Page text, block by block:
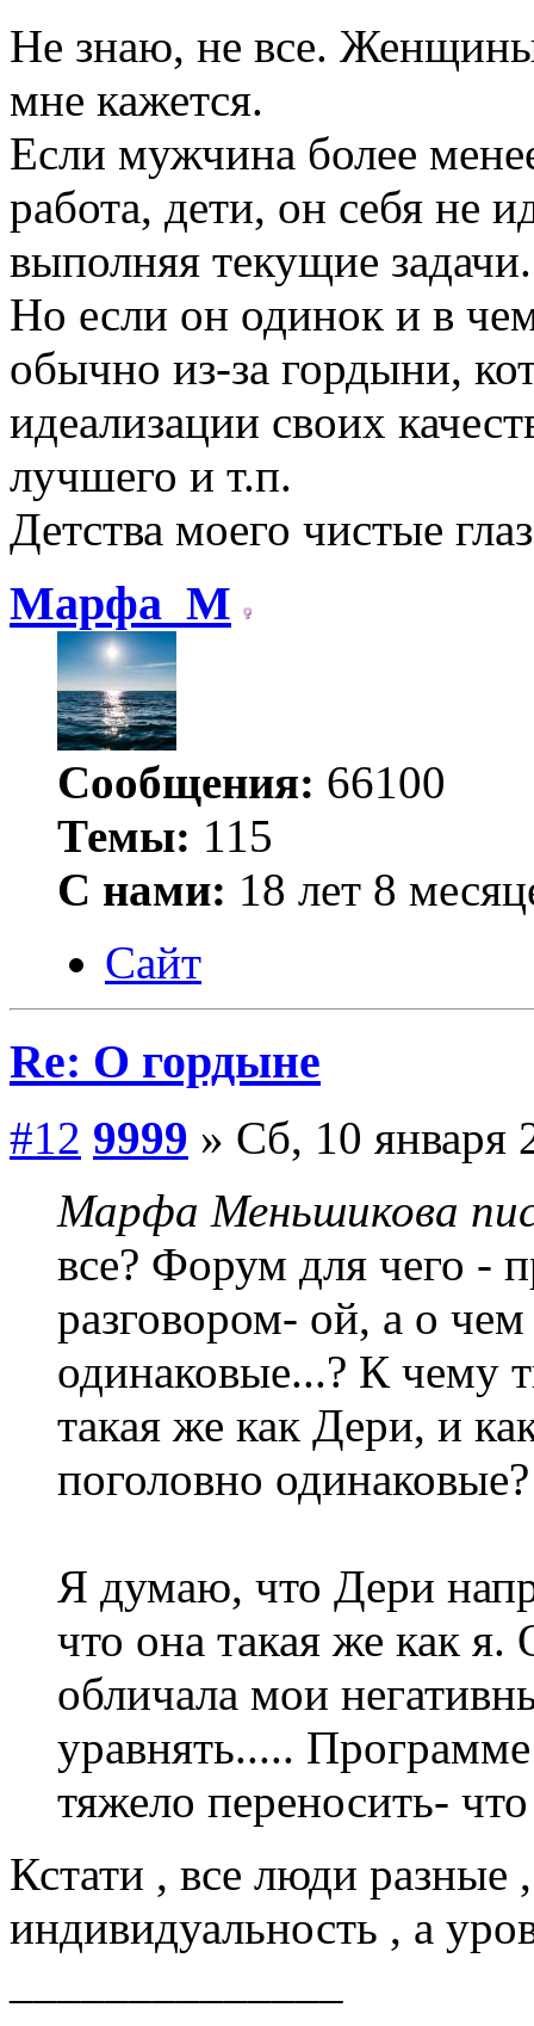
Не знаю, не все.
мне кажется.
Если мужчина более
работа, дети, он себя не
выполняя текущие задачи.
Но если он одинок и в
обычно из-за гордыни,
идеализации своих
лучшего и т.п.
Детства моего чистые
Марфа_М
Сообщения: 66100
Темы: 115
С нами: 18 лет 8
Сайт
Re: О гордыне
#12 9999 » Сб, 10 января
Марфа Меньшикова
все? Форум для чего -
разговором- ой, а о
одинаковые...? К чему
такая же как Дери, и
поголовно одинаковые?
Я думаю, что Дери
что она такая же как я.
обличала мои
уравнять.....
тяжело переносить-
Кстати , все люди
индивидуальность , а